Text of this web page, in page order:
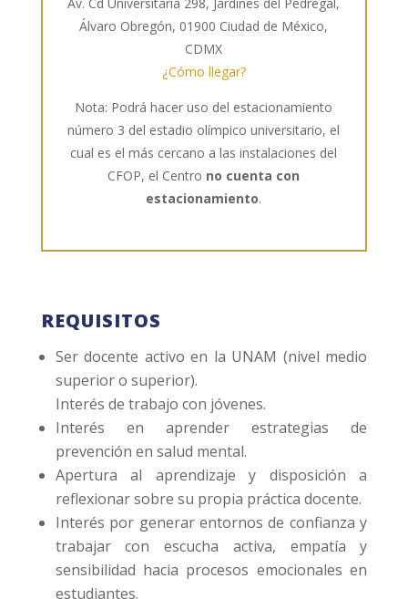
Álvaro Obregón, 01900 Ciudad de México,
CDMX
¿Cómo llegar?
Nota: Podrá hacer uso del estacionamiento
número 3 del estadio olímpico universitario, el
cual es el más cercano a las instalaciones del
CFOP, el Centro no cuenta con
estacionamiento.
REQUISITOS
Ser docente activo en la UNAM (nivel medio
superior o superior).
Interés de trabajo con jóvenes.
Interés en aprender estrategias de
prevención en salud mental.
Apertura al aprendizaje y disposición a
reflexionar sobre su propia práctica docente.
Interés por generar entornos de confianza y
trabajar con escucha activa, empatía y
sensibilidad hacia procesos emocionales en
estudiantes.